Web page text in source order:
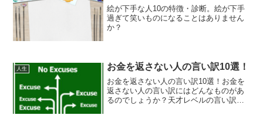
絵が下手な人10の特徴・診断。絵が下手
過ぎて笑いものになることはありません
か？
人生 お金を返さない人の言い訳10選！
お金を返さない人の言い訳10選！お金を
返さない人の言い訳にはどんなものがあ
るのでしょうか？天才レベルの言い訳を